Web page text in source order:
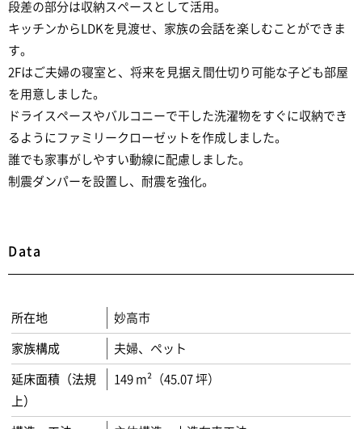
段差の部分は収納スペースとして活用。
キッチンからLDKを見渡せ、家族の会話を楽しむことができま
す。
2Fはご夫婦の寝室と、将来を見据え間仕切り可能な子ども部屋
を用意しました。
ドライスペースやバルコニーで干した洗濯物をすぐに収納でき
るようにファミリークローゼットを作成しました。
誰でも家事がしやすい動線に配慮しました。
制震ダンパーを設置し、耐震を強化。
Data
所在地 妙高市
家族構成 夫婦、ペット
延床面積（法規
上）
149 m²（45.07 坪）